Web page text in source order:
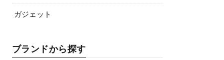
ガジェット
ブランドから探す